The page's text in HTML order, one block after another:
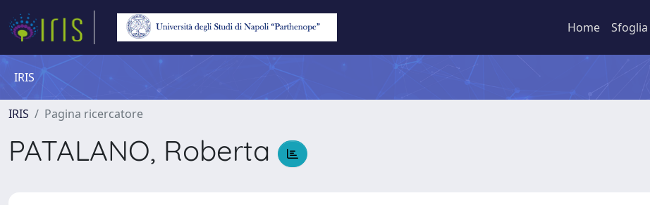
Home Sfoglia
IRIS
IRIS Pagina ricercatore
PATALANO, Roberta